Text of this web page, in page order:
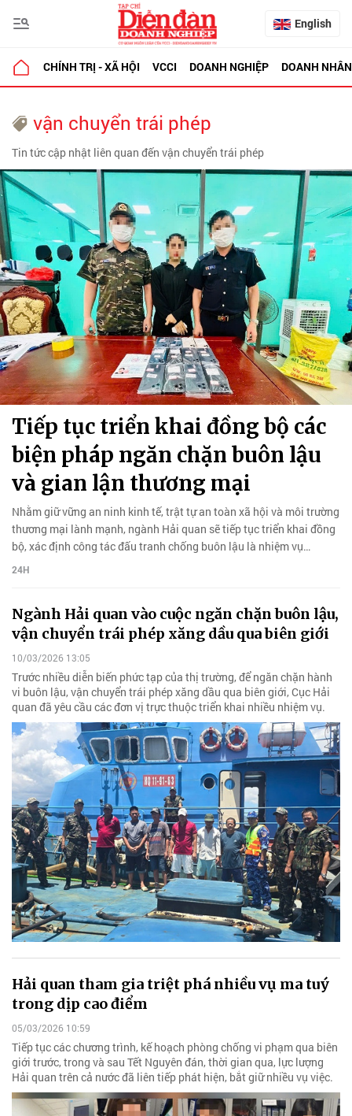
English
CHÍNH TRỊ - XÃ HỘI VCCI DOANH NGHIỆP DOANH NHÂN
vận chuyển trái phép
Tin tức cập nhật liên quan đến vận chuyển trái phép
Tiếp tục triển khai đồng bộ các
biện pháp ngăn chặn buôn lậu
và gian lận thương mại
Nhằm giữ vững an ninh kinh tế, trật tự an toàn xã hội và môi trường
thương mại lành mạnh, ngành Hải quan sẽ tiếp tục triển khai đồng
bộ, xác định công tác đấu tranh chống buôn lậu là nhiệm vụ
thường xuyên, bền bỉ, liên tục…
24H
Ngành Hải quan vào cuộc ngăn chặn buôn lậu,
vận chuyển trái phép xăng dầu qua biên giới
10/03/2026 13:05
Trước nhiều diễn biến phức tạp của thị trường, để ngăn chặn hành
vi buôn lậu, vận chuyển trái phép xăng dầu qua biên giới, Cục Hải
quan đã yêu cầu các đơn vị trực thuộc triển khai nhiều nhiệm vụ.
Hải quan tham gia triệt phá nhiều vụ ma tuý
trong dịp cao điểm
05/03/2026 10:59
Tiếp tục các chương trình, kế hoạch phòng chống vi phạm qua biên
giới trước, trong và sau Tết Nguyên đán, thời gian qua, lực lượng
Hải quan trên cả nước đã liên tiếp phát hiện, bắt giữ nhiều vụ việc.